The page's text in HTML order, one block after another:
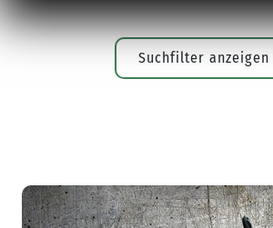
Suchfilter anzeigen